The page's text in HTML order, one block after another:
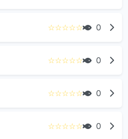
☆☆☆☆☆ 0
☆☆☆☆☆ 0
☆☆☆☆☆ 0
☆☆☆☆☆ 0